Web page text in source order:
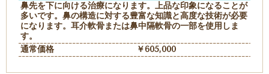
鼻先を下に向ける治療になります。上品な印象になることが
多いです。鼻の構造に対する豊富な知識と高度な技術が必要
になります。耳介軟骨または鼻中隔軟骨の一部を使用しま
す。
通常価格
￥605,000